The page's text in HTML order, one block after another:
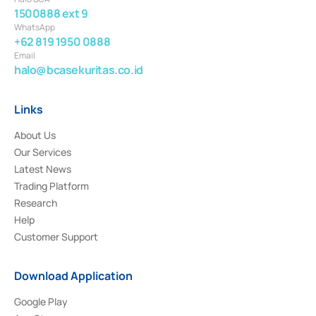
1500888 ext 9
WhatsApp
+62 819 1950 0888
Email
halo@bcasekuritas.co.id
Links
About Us
Our Services
Latest News
Trading Platform
Research
Help
Customer Support
Download Application
Google Play